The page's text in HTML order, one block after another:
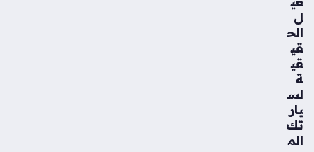
ل
الح
قي
قي
ة
لس
يار
تك
الم